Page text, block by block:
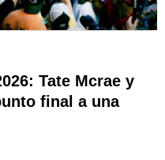
Tate Mcrae y
final a una